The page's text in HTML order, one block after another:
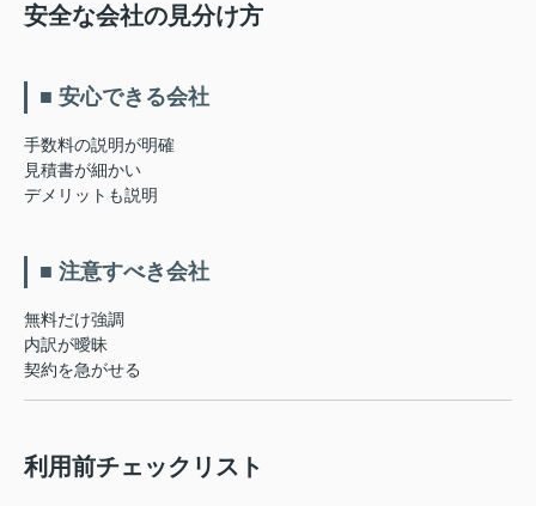
安全な会社の見分け方
■ 安心できる会社
手数料の説明が明確
見積書が細かい
デメリットも説明
■ 注意すべき会社
無料だけ強調
内訳が曖昧
契約を急がせる
利用前チェックリスト